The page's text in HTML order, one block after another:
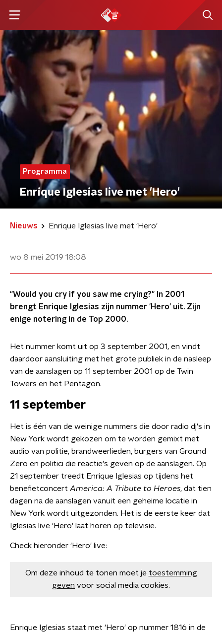
Programma
Enrique Iglesias live met 'Hero'
Nieuws Enrique Iglesias live met 'Hero'
wo 8 mei 2019 18:08
"Would you cry if you saw me crying?" In 2001
brengt Enrique Iglesias zijn nummer 'Hero' uit. Zijn
enige notering in de Top 2000.
Het nummer komt uit op 3 september 2001, en vindt
daardoor aansluiting met het grote publiek in de nasleep
van de aanslagen op 11 september 2001 op de Twin
Towers en het Pentagon.
11 september
Het is één van de weinige nummers die door radio dj's in
New York wordt gekozen om te worden gemixt met
audio van politie, brandweerlieden, burgers van Ground
Zero en politici die reactie's geven op de aanslagen. Op
21 september treedt Enrique Iglesias op tijdens het
benefietconcert America: A Tribute to Heroes, dat tien
dagen na de aanslagen vanuit een geheime locatie in
New York wordt uitgezonden. Het is de eerste keer dat
Iglesias live 'Hero' laat horen op televisie.
Check hieronder 'Hero' live:
Om deze inhoud te tonen moet je toestemming
geven voor social media cookies.
Enrique Iglesias staat met 'Hero' op nummer 1816 in de